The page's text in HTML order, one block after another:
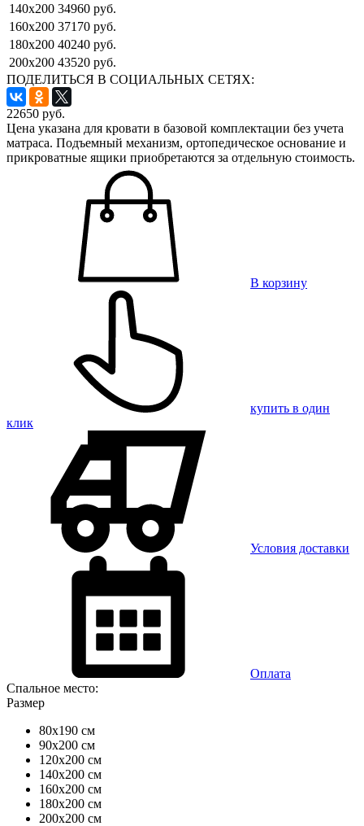
140x200 34960 руб.
160x200 37170 руб.
180x200 40240 руб.
200x200 43520 руб.
ПОДЕЛИТЬСЯ В СОЦИАЛЬНЫХ СЕТЯХ:
22650 руб.
Цена указана для кровати в базовой комплектации без учета
матраса. Подъемный механизм, ортопедическое основание и
прикроватные ящики приобретаются за отдельную стоимость.
В корзину
купить в один
клик
Условия доставки
Оплата
Спальное место:
Размер
80x190 см
90x200 см
120x200 см
140x200 см
160x200 см
180x200 см
200x200 см